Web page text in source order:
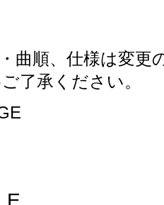
曲順、仕様は変更
了承ください。